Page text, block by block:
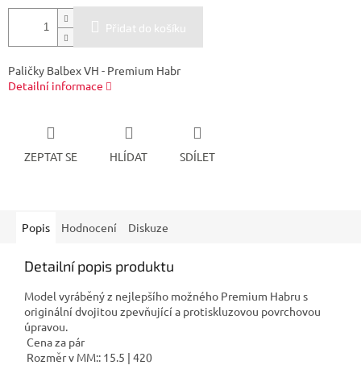
Přidat do košíku
Paličky Balbex VH - Premium Habr
Detailní informace
ZEPTAT SE HLÍDAT SDÍLET
Popis Hodnocení Diskuze
Detailní popis produktu
Model vyráběný z nejlepšího možného Premium Habru s
originální dvojitou zpevňující a protiskluzovou povrchovou
úpravou.
Cena za pár
Rozměr v MM:: 15.5 | 420